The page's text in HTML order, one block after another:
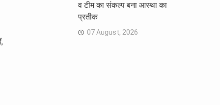
व टीम का संकल्प बना आस्था का
प्रतीक
07 August, 2026